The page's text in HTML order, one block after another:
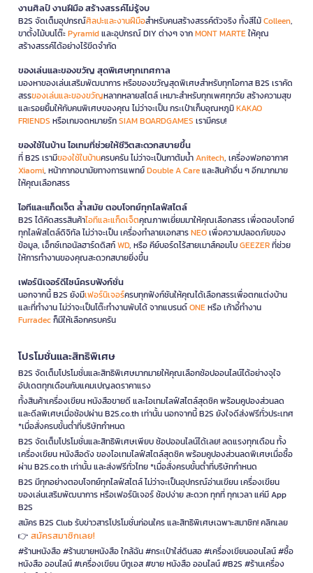
งานศิลป์ งานฝีมือ สร้างสรรค์ไม่รู้จบ
B2S จัดเต็มอุปกรณ์ศิลปะและงานฝีมือสำหรับคนสร้างสรรค์ตัวจริง ทั้งสีไม้Colleen,
ขาตั้งไม้บนโต๊ะPyramidและอุปกรณ์ DIY ต่างๆ จากMONT MARTEให้คุณ
สร้างสรรค์ได้อย่างไร้ขีดจำกัด
ของเล่นและของขวัญ สุดพิเศษทุกเทศกาล
มองหาของเล่นเสริมพัฒนาการ หรือของขวัญสุดพิเศษสำหรับทุกโอกาส B2S เราคัด
สรรของเล่นและของขวัญหลากหลายสไตล์ เหมาะสำหรับทุกเพศทุกวัย สร้างความสุข
และรอยยิ้มให้กับคนพิเศษของคุณ ไม่ว่าจะเป็น กระเป๋าเก็บอุณหภูมิKAKAO
FRIENDS หรือเกมจดหมายรักSIAM BOARDGAMES เรามีครบ!
ของใช้ในบ้าน ไอเทมที่ช่วยให้ชีวิตสะดวกสบายขึ้น
ที่ B2S เรามีของใช้ในบ้านครบครัน ไม่ว่าจะเป็นกาต้มน้ำAnitech, เครื่องฟอกอากาศ
Xiaomi, หน้ากากอนามัยทางการแพทย์Double A Careและสินค้าอื่น ๆ อีกมากมาย
ให้คุณเลือกสรร
ไอทีและแก็ดเจ็ต ล้ำสมัย ตอบโจทย์ทุกไลฟ์สไตล์
B2S ได้คัดสรรสินค้าไอทีและแก็ดเจ็ตคุณภาพเยี่ยมมาให้คุณเลือกสรร เพื่อตอบโจทย์
ทุกไลฟ์สไตล์ดิจิทัล ไม่ว่าจะเป็น เครื่องทำลายเอกสารNEOเพื่อความปลอดภัยของ
ข้อมูล, เอ็กซ์เทอนัลฮาร์ดดิสก์WD, หรือ คีย์บอร์ดไร้สายเมาส์คอมโบGEEZERที่ช่วย
ให้การทำงานของคุณสะดวกสบายยิ่งขึ้น
เฟอร์นิเจอร์ดีไซน์ครบฟังก์ชั่น
นอกจากนี้ B2S ยังมีเฟอร์นิเจอร์ครบทุกฟังก์ชันให้คุณได้เลือกสรรเพื่อตกแต่งบ้าน
และที่ทำงาน ไม่ว่าจะเป็นโต๊ะทำงานพับได้ จากแบรนด์ONEหรือ เก้าอี้ทำงาน
Furradecก็มีให้เลือกครบครัน
โปรโมชั่นและสิทธิพิเศษ
B2S จัดเต็มโปรโมชั่นและสิทธิพิเศษมากมายให้คุณเลือกช้อปออนไลน์ได้อย่างจุใจ
อัปเดตทุกเดือนกับแคมเปญลดราคาแรง
ทั้งสินค้าเครื่องเขียน หนังสือขายดี และไอเทมไลฟ์สไตล์สุดชิค พร้อมคูปองส่วนลด
และดีลพิเศษเมื่อช้อปผ่าน B2S.co.th เท่านั้น นอกจากนี้ B2S ยังใจดีส่งฟรีทั่วประเทศ
*เมื่อสั่งครบขั้นต่ำที่บริษัทกำหนด
B2S จัดเต็มโปรโมชั่นและสิทธิพิเศษเพียบ ช้อปออนไลน์ได้เลย! ลดแรงทุกเดือน ทั้ง
เครื่องเขียน หนังสือดัง ของไอเทมไลฟ์สไตล์สุดชิค พร้อมคูปองส่วนลดพิเศษเมื่อซื้อ
ผ่าน B2S.co.th เท่านั้น และส่งฟรีทั่วไทย *เมื่อสั่งครบขั้นต่ำที่บริษัทกำหนด
B2S มีทุกอย่างตอบโจทย์ทุกไลฟ์สไตล์ ไม่ว่าจะเป็นอุปกรณ์อ่านเขียน เครื่องเขียน
ของเล่นเสริมพัฒนาการ หรือเฟอร์นิเจอร์ ช้อปง่าย สะดวก ทุกที่ ทุกเวลา แค่มี App
B2S
สมัคร B2S Club รับข่าวสารโปรโมชั่นก่อนใคร และสิทธิพิเศษเฉพาะสมาชิก! คลิกเลย
👉 สมัครสมาชิกเลย!
#ร้านหนังสือ #ร้านขายหนังสือ ใกล้ฉัน #กระเป๋าใส่ดินสอ #เครื่องเขียนออนไลน์ #ซื้อ
หนังสือ ออนไลน์ #เครื่องเขียน บีทูเอส #ขาย หนังสือ ออนไลน์ #B2S #ร้านเครื่อง